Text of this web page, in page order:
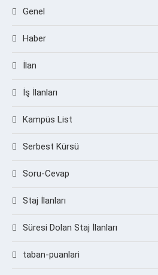
Genel
Haber
İlan
İş İlanları
Kampüs List
Serbest Kürsü
Soru-Cevap
Staj İlanları
Süresi Dolan Staj İlanları
taban-puanlari